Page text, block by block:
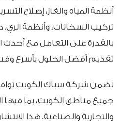
أنظمة المياه والغاز، إصلاح
تركيب السخانات، وأنظمة الري.
بالقدرة على التعامل مع أحدث
تقديم أفضل الحلول بأسرع
تضمن شركة سباك الكويت
جميع مناطق الكويت، بما فيها
والتجارية والصناعية. هذا